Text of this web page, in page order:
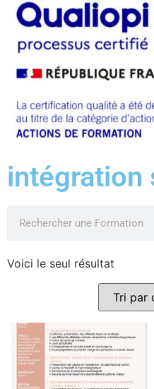
intégration
Voici le seul résultat